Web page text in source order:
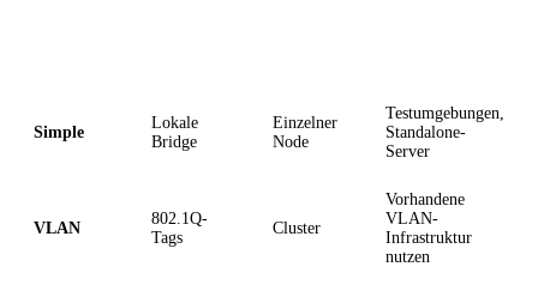
Simple
Lokale
Bridge
Einzelner
Node
Testumgebungen,
Standalone-
Server
VLAN
802.1Q-
Tags
Cluster
Vorhandene
VLAN-
Infrastruktur
nutzen